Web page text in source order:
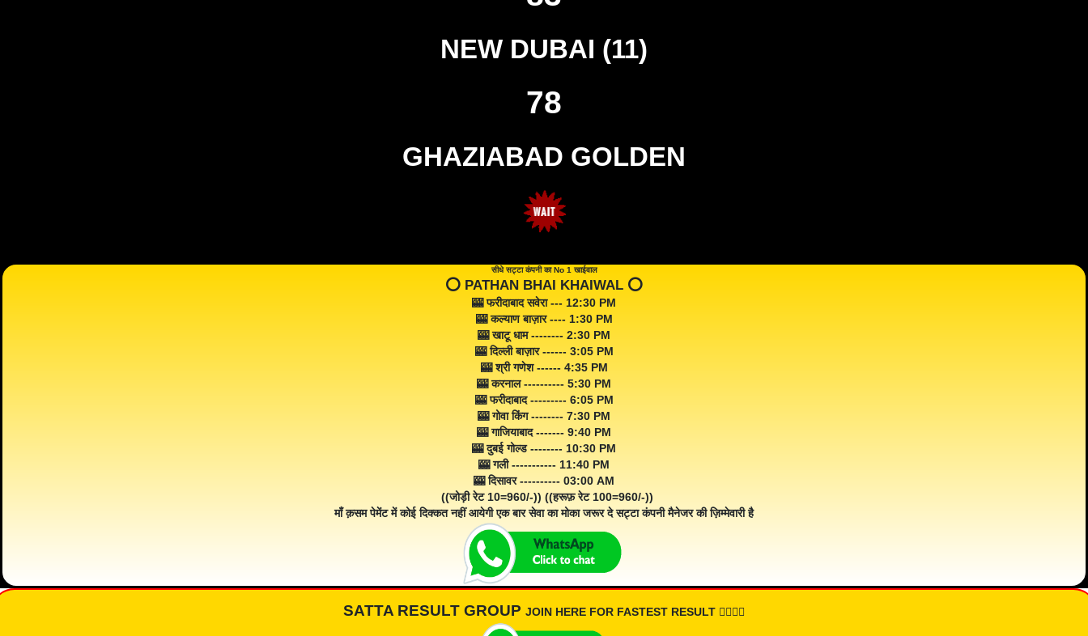
NEW DUBAI (11)
78
GHAZIABAD GOLDEN
सीधे सट्टा कंपनी का No 1 खाईवाल
⭕️ PATHAN BHAI KHAIWAL ⭕️
🎰 फरीदाबाद सवेरा --- 12:30 PM
🎰 कल्याण बाज़ार ---- 1:30 PM
🎰 खाटू धाम -------- 2:30 PM
🎰 दिल्ली बाज़ार ------ 3:05 PM
🎰 श्री गणेश ------ 4:35 PM
🎰 करनाल ---------- 5:30 PM
🎰 फरीदाबाद --------- 6:05 PM
🎰 गोवा किंग -------- 7:30 PM
🎰 गाजियाबाद ------- 9:40 PM
🎰 दुबई गोल्ड -------- 10:30 PM
🎰 गली ----------- 11:40 PM
🎰 दिसावर ---------- 03:00 AM
((जोड़ी रेट 10=960/-)) ((हरूफ़ रेट 100=960/-))
माँ क़सम पेमेंट में कोई दिक्कत नहीं आयेगी एक बार सेवा का मोका जरूर दे सट्टा कंपनी मैनेजर की ज़िम्मेवारी है
SATTA RESULT GROUP JOIN HERE FOR FASTEST RESULT 👇🏾👇🏾